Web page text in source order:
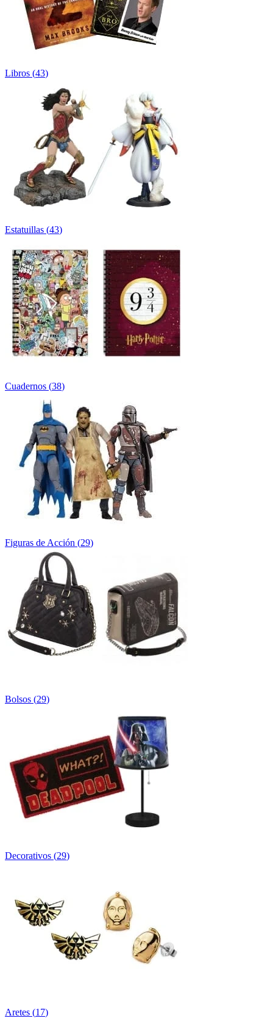
Libros (43)
Estatuillas (43)
Cuadernos (38)
Figuras de Acción (29)
Bolsos (29)
Decorativos (29)
Aretes (17)